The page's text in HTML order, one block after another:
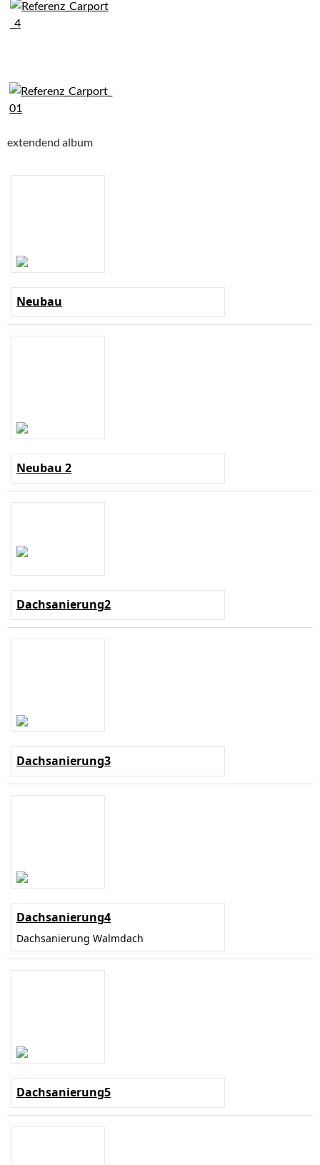
extendend album
Neubau
Neubau 2
Dachsanierung2
Dachsanierung3
Dachsanierung4
Dachsanierung Walmdach
Dachsanierung5